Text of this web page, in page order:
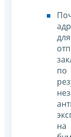
для
по
на